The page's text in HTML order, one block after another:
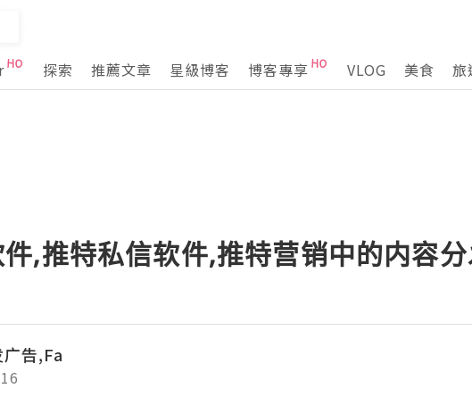
探索 推薦文章 星級博客 博客專享 VLOG 美食 旅
,推特私信软件,推特营销中的内容
告,Fa